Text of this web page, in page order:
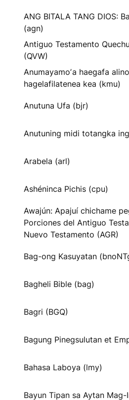
ANG BITALA TANG DIOS:
(agn)
Antiguo Testamento
(QVW)
Anumayamoʼa haegafa alino
hagelafilatenea kea (kmu)
Anutuna Ufa (bjr)
Anutuning midi totangka
Arabela (arl)
Ashéninca Pichis (cpu)
Awajún: Apajuí chichame
Porciones del Antiguo
Nuevo Testamento (AGR)
Bag-ong Kasuyatan
Bagheli Bible (bag)
Bagri (BGQ)
Bagung Pinegsulutan et
Bahasa Laboya (lmy)
Bayun Tipan sa Aytan